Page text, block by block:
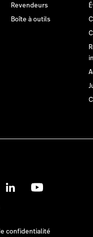
Revendeurs
Boîte à outils
confidentialité